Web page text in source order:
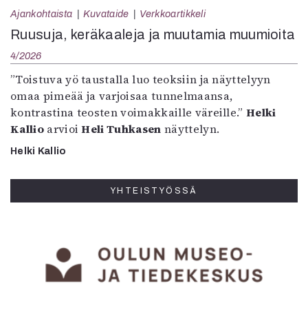
Ajankohtaista Kuvataide Verkkoartikkeli
Ruusuja, keräkaaleja ja muutamia muumioita
4/2026
”Toistuva yö taustalla luo teoksiin ja näyttelyyn
omaa pimeää ja varjoisaa tunnelmaansa,
kontrastina teosten voimakkaille väreille.”Helki
KallioarvioiHeli Tuhkasen näyttelyn.
Helki Kallio
YHTEISTYÖSSÄ